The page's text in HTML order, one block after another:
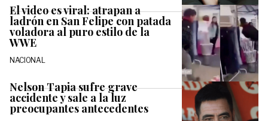
El video es viral: atrapan a
ladrón en San Felipe con patada
voladora al puro estilo de la
WWE
NACIONAL
Nelson Tapia sufre grave
accidente y sale a la luz
preocupantes antecedentes